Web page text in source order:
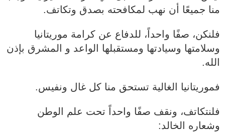
منا جميعًا أن نهب لمكافحته بصدق وتكاتف.
فلنكن، صفًا واحداً، للدفاع عن كرامة موريتانيا
وسلامتها وسيادتها ومستقبلها الواعد و المشرق بإذن
الله.
فموريتانيا الغالية تستحق منا كل غال ونفيس.
فلنتكاتف، ونقف صفًا واحداً تحت علم الوطن
وشعاره الخالد: